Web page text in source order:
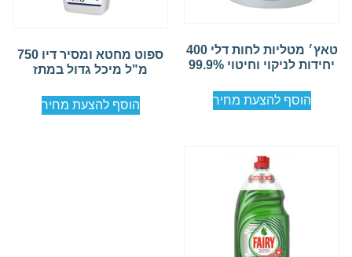
טאץ׳ מטליות לחות דלי 400
יחידות לניקוי וחיטוי 99.9%
הוסף להצעת מחיר
ספוט מחטא ומסיר דיו 750
מ"ל מיכל גדול במתז
הוסף להצעת מחיר